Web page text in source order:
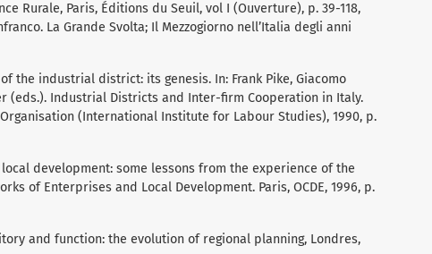
Rurale, Paris, Éditions du Seuil, vol I (Ouverture), p. 39-118,
La Grande Svolta; Il Mezzogiorno nell’Italia degli anni
of the industrial district: its genesis. In: Frank Pike, Giacomo
(eds.). Industrial Districts and Inter-firm Cooperation in Italy.
(International Institute for Labour Studies), 1990, p.
local development: some lessons from the experience of the
of Enterprises and Local Development. Paris, OCDE, 1996, p.
and function: the evolution of regional planning, Londres,